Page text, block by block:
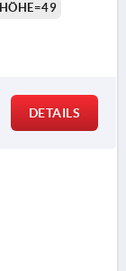
HÖHE=49
DETAILS